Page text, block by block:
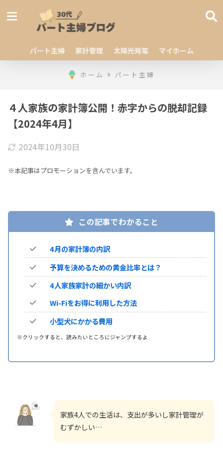
パート主婦 家計管理 太陽光発電 マイホーム
ホーム パート主婦
４人家族の家計簿公開！赤字からの脱却記録
【2024年4月】
2024年10月30日
※本記事はプロモーションを含んでいます。
この記事でわかること
4月の家計簿の内訳
予算を決めるための黄金比率とは？
4人家族家計の細かい内訳
Wi-Fiをお得に利用した方法
小型犬にかかる費用
※クリックすると、読みたいところにジャンプするよ
家族4人での生活は、支出が多いし家計管理が
むずかしい…